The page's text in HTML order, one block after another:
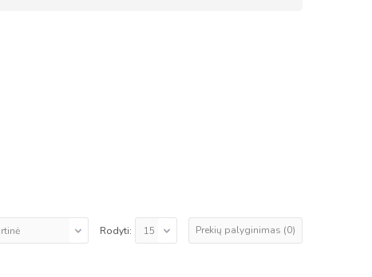
Rodyti: Prekių palyginimas (0)